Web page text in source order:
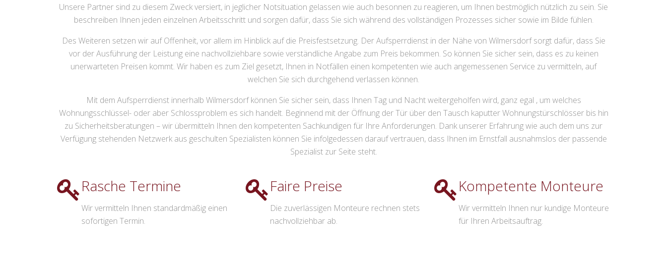
Unsere Partner sind zu diesem Zweck versiert, in jeglicher Notsituation gelassen wie auch besonnen zu reagieren, um Ihnen bestmöglich nützlich zu sein. Sie
beschreiben Ihnen jeden einzelnen Arbeitsschritt und sorgen dafür, dass Sie sich während des vollständigen Prozesses sicher sowie im Bilde fühlen.
Des Weiteren setzen wir auf Offenheit, vor allem im Hinblick auf die Preisfestsetzung. Der Aufsperrdienst in der Nähe von Wilmersdorf sorgt dafür, dass Sie
vor der Ausführung der Leistung eine nachvollziehbare sowie verständliche Angabe zum Preis bekommen. So können Sie sicher sein, dass es zu keinen
unerwarteten Preisen kommt. Wir haben es zum Ziel gesetzt, Ihnen in Notfällen einen kompetenten wie auch angemessenen Service zu vermitteln, auf
welchen Sie sich durchgehend verlassen können.
Mit dem Aufsperrdienst innerhalb Wilmersdorf können Sie sicher sein, dass Ihnen Tag und Nacht weitergeholfen wird, ganz egal , um welches
Wohnungsschlüssel- oder aber Schlossproblem es sich handelt. Beginnend mit der Öffnung der Tür über den Tausch kaputter Wohnungstürschlösser bis hin
zu Sicherheitsberatungen – wir übermitteln Ihnen den kompetenten Sachkundigen für Ihre Anforderungen. Dank unserer Erfahrung wie auch dem uns zur
Verfügung stehenden Netzwerk aus geschulten Spezialisten können Sie infolgedessen darauf vertrauen, dass Ihnen im Ernstfall ausnahmslos der passende
Spezialist zur Seite steht.
Rasche Termine
Wir vermitteln Ihnen standardmäßig einen
sofortigen Termin.
Faire Preise
Die zuverlässigen Monteure rechnen stets
nachvollziehbar ab.
Kompetente Monteure
Wir vermitteln Ihnen nur kundige Monteure
für Ihren Arbeitsauftrag.